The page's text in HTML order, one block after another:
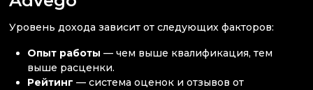
Уровень дохода зависит от следующих факторов:
Опыт работы — чем выше квалификация, тем
выше расценки.
Рейтинг — система оценок и отзывов от